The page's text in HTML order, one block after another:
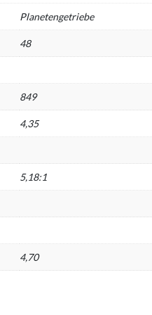
Planetengetriebe
48
849
4,35
5,18:1
4,70